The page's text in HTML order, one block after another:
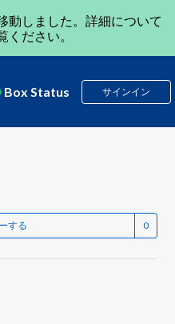
動しました。詳細について
ください。
Box Status サインイン
する